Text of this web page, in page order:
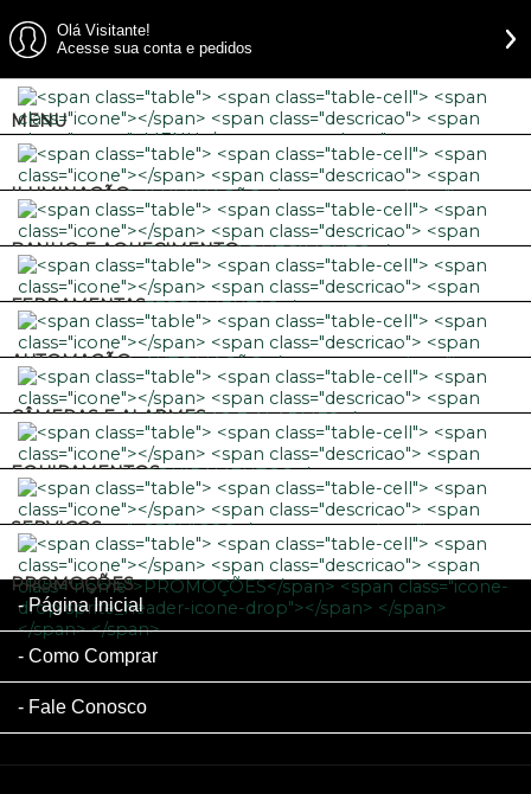
Olá Visitante!
Acesse sua conta e pedidos
MENU
ILUMINAÇÃO
BANHO E AQUECIMENTO
FERRAMENTAS
AUTOMAÇÃO
CÂMERAS E ALARMES
EQUIPAMENTOS
SERVIÇOS
PROMOÇÕES
Página Inicial
Como Comprar
Fale Conosco